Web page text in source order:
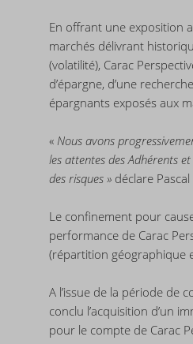
En offrant une exposition
marchés délivrant
(volatilité), Carac
d’épargne, d’une
épargnants exposés aux
« Nous avons
les attentes des Adhérents
des risques » déclare Pascal
Le confinement pour
performance de Carac
(répartition géographique
A l’issue de la période de
conclu l’acquisition d’un
pour le compte de Carac